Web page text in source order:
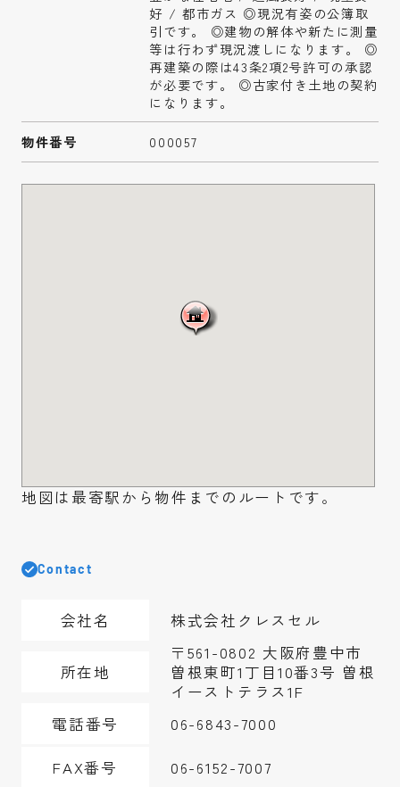
好 / 都市ガス ◎現況有姿の公簿取
引です。 ◎建物の解体や新たに測量
等は行わず現況渡しになります。 ◎
再建築の際は43条2項2号許可の承認
が必要です。 ◎古家付き土地の契約
になります。
物件番号 000057
地図は最寄駅から物件までのルートです。
Contact
会社名 株式会社クレスセル
所在地
〒561-0802 大阪府豊中市
曽根東町1丁目10番3号 曽根
イーストテラス1F
電話番号
06-6843-7000
FAX番号 06-6152-7007